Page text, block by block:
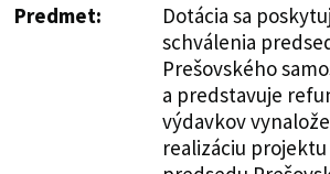
Predmet:
Dotácia sa
schválenia
Prešovského
a predstavuje
výdavkov
realizáciu